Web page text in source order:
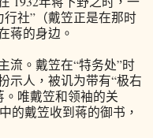
社”（戴笠正是在那时
蒋的身边。
。戴笠在“特务处”时
示人，被讥为带有“极右
唯戴笠和领袖的关
的戴笠收到蒋的御书，